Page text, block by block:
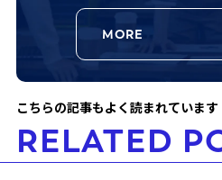
MORE
こちらの記事もよく読まれています
RELATED